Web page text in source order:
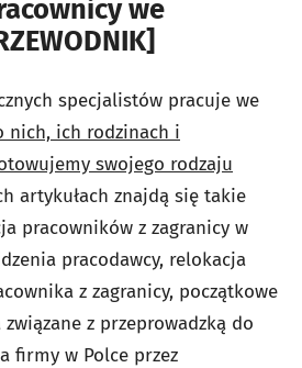
we
specjalistów pracuje we
nich, ich rodzinach i
swojego rodzaju
artykułach znajdą się takie
pracowników z zagranicy w
pracodawcy, relokacja
z zagranicy, początkowe
z przeprowadzką do
firmy w Polce przez